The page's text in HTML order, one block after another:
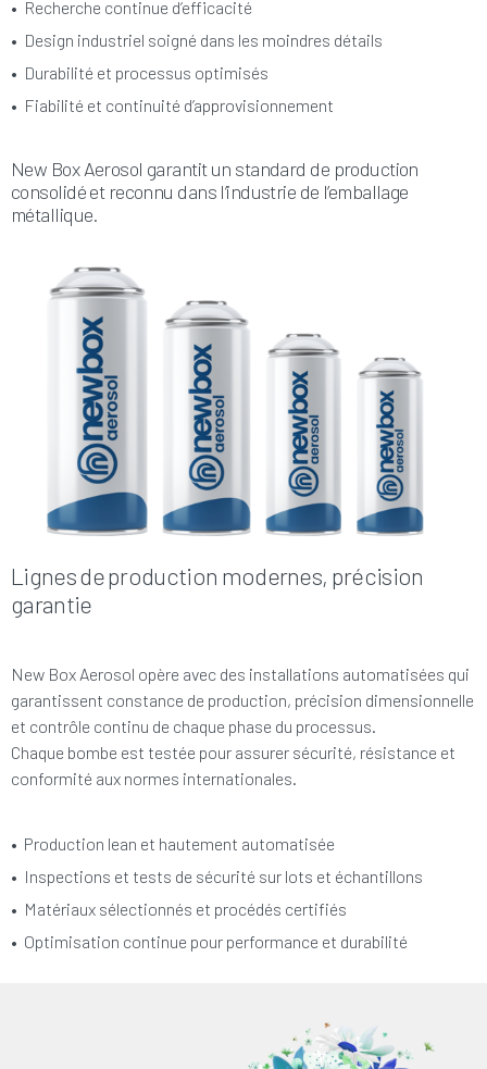
• Recherche continue d’efficacité
• Design industriel soigné dans les moindres détails
• Durabilité et processus optimisés
• Fiabilité et continuité d’approvisionnement
New Box Aerosol garantit un standard de production
consolidé et reconnu dans l’industrie de l’emballage
métallique.
Lignes de production modernes, précision
garantie
New Box Aerosol opère avec des installations automatisées qui
garantissent constance de production, précision dimensionnelle
et contrôle continu de chaque phase du processus.
Chaque bombe est testée pour assurer sécurité, résistance et
conformité aux normes internationales.
• Production lean et hautement automatisée
• Inspections et tests de sécurité sur lots et échantillons
• Matériaux sélectionnés et procédés certifiés
• Optimisation continue pour performance et durabilité